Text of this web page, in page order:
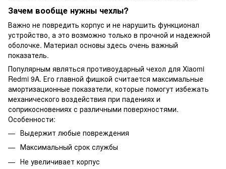
Зачем вообще нужны чехлы?
Важно не повредить корпус и не нарушить функционал
устройство, а это возможно только в прочной и надежной
оболочке. Материал основы здесь очень важный
показатель.
Популярным являться противоударный чехол для Xiaomi
Redmi 9A. Его главной фишкой считается максимальные
амортизационные показатели, которые помогут избежать
механического воздействия при падениях и
соприкосновениях с различными поверхностями.
Особенности:
Выдержит любые повреждения
Максимальный срок службы
Не увеличивает корпус